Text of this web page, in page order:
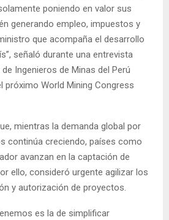
poniendo en valor sus
generando empleo, impuestos y
que acompaña el desarrollo
señaló durante una entrevista
Ingenieros de Minas del Perú
próximo World Mining Congress
mientras la demanda global por
continúa creciendo, países como
avanzan en la captación de
ello, consideró urgente agilizar los
y autorización de proyectos.
es la de simplificar